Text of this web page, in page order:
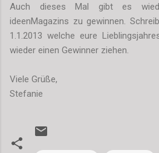
Auch dieses Mal gibt es
ideenMagazins zu gewinnen.
1.1.2013 welche eure
wieder einen Gewinner ziehen.
Viele Grüße,
Stefanie